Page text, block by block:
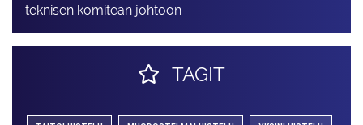
teknisen komitean johtoon
TAGIT